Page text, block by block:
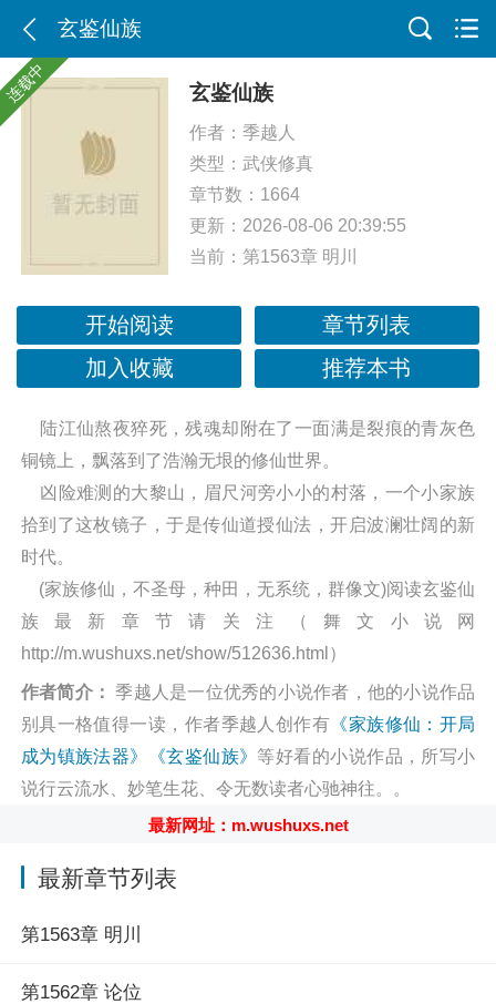
玄鉴仙族
连载中 玄鉴仙族
作者： 季越人
类型： 武侠修真
章节数：1664
更新：2026-08-06 20:39:55
当前： 第1563章 明川
开始阅读
章节列表
加入收藏
推荐本书
陆江仙熬夜猝死，残魂却附在了一面满是裂痕的青灰色
铜镜上，飘落到了浩瀚无垠的修仙世界。
凶险难测的大黎山，眉尺河旁小小的村落，一个小家族
拾到了这枚镜子，于是传仙道授仙法，开启波澜壮阔的新
时代。
(家族修仙，不圣母，种田，无系统，群像文)阅读玄鉴仙
族最新章节请关注（舞文小说网
http://m.wushuxs.net/show/512636.html）
作者简介： 季越人是一位优秀的小说作者，他的小说作品
别具一格值得一读，作者季越人创作有 《家族修仙：开局
成为镇族法器》
《玄鉴仙族》 等好看的小说作品，所写小
说行云流水、妙笔生花、令无数读者心驰神往。。
最新网址：m.wushuxs.net
最新章节列表
第1563章 明川
第1562章 论位